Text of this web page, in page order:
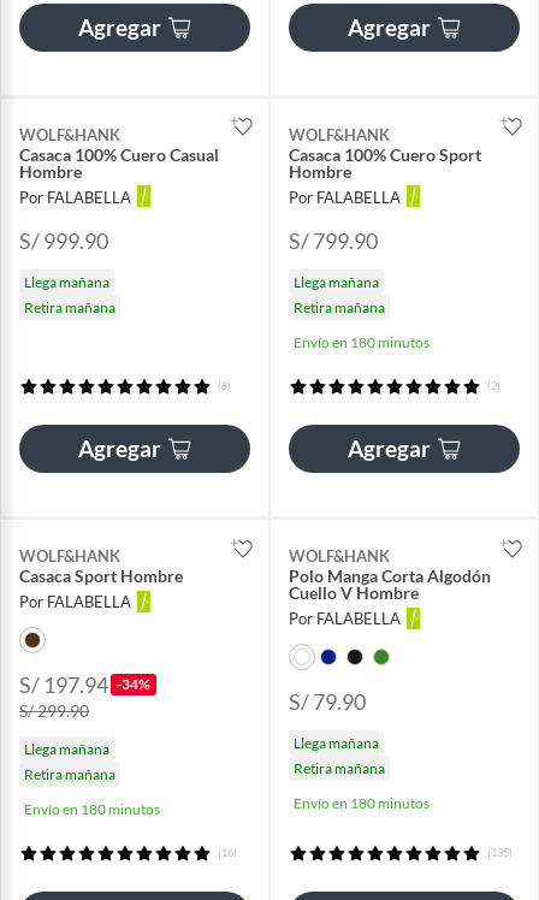
Agregar Agregar
WOLF&HANK
Casaca 100% Cuero Casual
Hombre
Por FALABELLA
S/ 999.90
Llega mañana
Retira mañana
(8)
Agregar
WOLF&HANK
Casaca 100% Cuero Sport
Hombre
Por FALABELLA
S/ 799.90
Llega mañana
Retira mañana
Envío en 180 minutos
(2)
Agregar
WOLF&HANK
Casaca Sport Hombre
Por FALABELLA
S/ 197.94 -34%
S/ 299.90
Llega mañana
Retira mañana
Envío en 180 minutos
(16)
WOLF&HANK
Polo Manga Corta Algodón
Cuello V Hombre
Por FALABELLA
S/ 79.90
Llega mañana
Retira mañana
Envío en 180 minutos
(135)